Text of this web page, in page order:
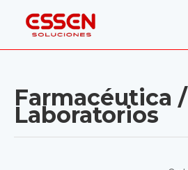
Farmacéutica /
Laboratorios